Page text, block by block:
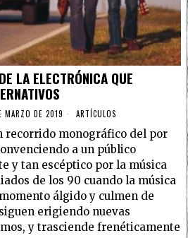
LA ELECTRÓNICA QUE
MARZO DE 2019 ARTÍCULOS
recorrido monográfico del por
a un público
y tan escéptico por la música
de los 90 cuando la música
álgido y culmen de
erigiendo nuevas
y trasciende frenéticamente